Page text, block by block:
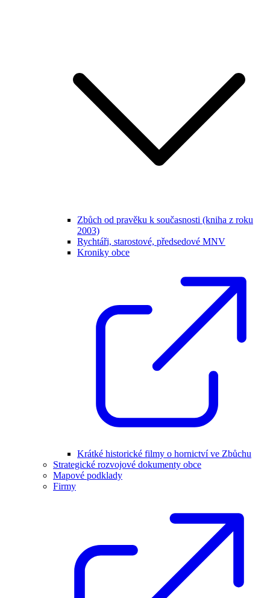
Zbůch od pravěku k současnosti (kniha z roku
2003)
Rychtáři, starostové, předsedové MNV
Kroniky obce
Krátké historické filmy o hornictví ve Zbůchu
Strategické rozvojové dokumenty obce
Mapové podklady
Firmy